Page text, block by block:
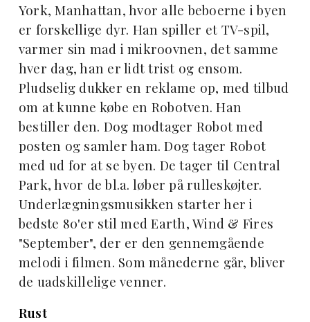
York, Manhattan, hvor alle beboerne i byen
er forskellige dyr. Han spiller et TV-spil,
varmer sin mad i mikroovnen, det samme
hver dag, han er lidt trist og ensom.
Pludselig dukker en reklame op, med tilbud
om at kunne købe en Robotven. Han
bestiller den. Dog modtager Robot med
posten og samler ham. Dog tager Robot
med ud for at se byen. De tager til Central
Park, hvor de bl.a. løber på rulleskøjter.
Underlægningsmusikken starter her i
bedste 80'er stil med Earth, Wind & Fires
"September", der er den gennemgående
melodi i filmen. Som månederne går, bliver
de uadskillelige venner.
Rust